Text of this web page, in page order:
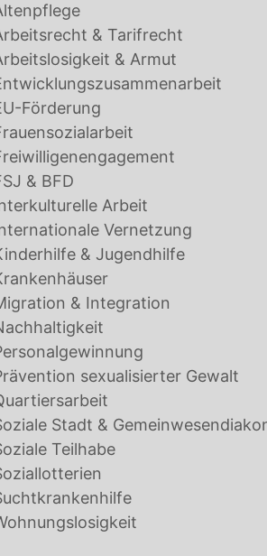
& Tarifrecht
& Armut
Förderung
& BFD
Arbeit
Vernetzung
& Jugendhilfe
& Integration
sexualisierter Gewalt
Stadt &
Teilhabe